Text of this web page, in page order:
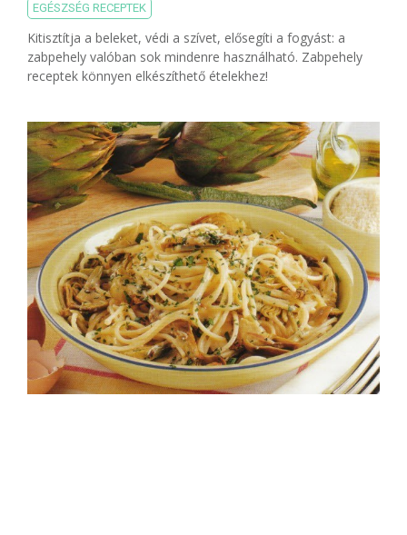
EGÉSZSÉG RECEPTEK
Kitisztítja a beleket, védi a szívet, elősegíti a fogyást: a
zabpehely valóban sok mindenre használható. Zabpehely
receptek könnyen elkészíthető ételekhez!